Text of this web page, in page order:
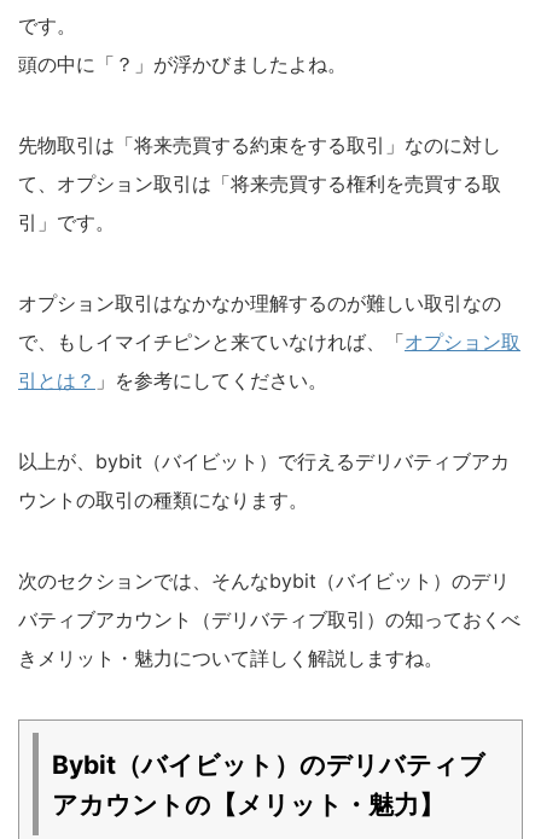
です。
頭の中に「？」が浮かびましたよね。
先物取引は「将来売買する約束をする取引」なのに対し
て、オプション取引は「将来売買する権利を売買する取
引」です。
オプション取引はなかなか理解するのが難しい取引なの
で、もしイマイチピンと来ていなければ、「オプション取
引とは？ 」を参考にしてください。
以上が、bybit（バイビット）で行えるデリバティブアカ
ウントの取引の種類になります。
次のセクションでは、そんなbybit（バイビット）のデリ
バティブアカウント（デリバティブ取引）の知っておくべ
きメリット・魅力について詳しく解説しますね。
Bybit（バイビット）のデリバティブ
アカウントの【メリット・魅力】